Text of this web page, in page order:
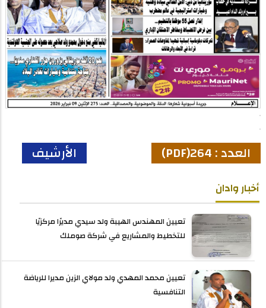
العدد : 264(PDF) الأرشيف
أخبار وادان
تعيين المهندس الهيبة ولد سيدي مديرًا مركزيًا
للتخطيط والمشاريع في شركة صوملك
تعيين محمد المهدي ولد مولاي الزين مديرا للرياضة
التنافسية